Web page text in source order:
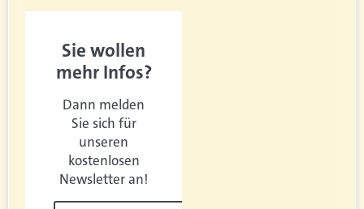
Sie wollen
mehr Infos?
Dann melden
Sie sich für
unseren
kostenlosen
Newsletter an!